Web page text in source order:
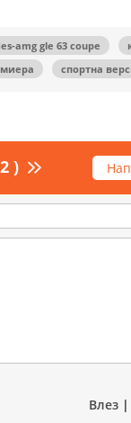
amg gle 63 coupe
спортна
)
Влез |